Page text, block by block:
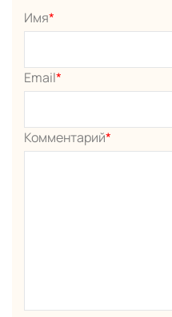
Имя*
Email*
Комментарий*